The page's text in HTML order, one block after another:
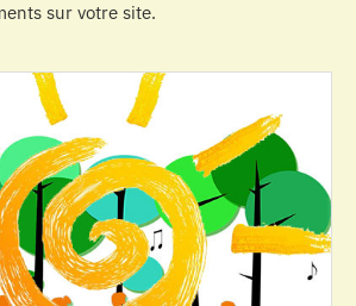
sur votre site.